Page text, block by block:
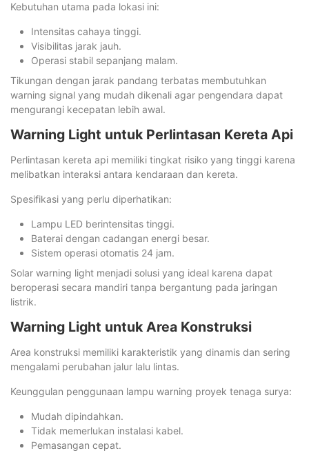
Kebutuhan utama pada lokasi ini:
Intensitas cahaya tinggi.
Visibilitas jarak jauh.
Operasi stabil sepanjang malam.
Tikungan dengan jarak pandang terbatas membutuhkan
warning signal yang mudah dikenali agar pengendara dapat
mengurangi kecepatan lebih awal.
Warning Light untuk Perlintasan Kereta Api
Perlintasan kereta api memiliki tingkat risiko yang tinggi karena
melibatkan interaksi antara kendaraan dan kereta.
Spesifikasi yang perlu diperhatikan:
Lampu LED berintensitas tinggi.
Baterai dengan cadangan energi besar.
Sistem operasi otomatis 24 jam.
Solar warning light menjadi solusi yang ideal karena dapat
beroperasi secara mandiri tanpa bergantung pada jaringan
listrik.
Warning Light untuk Area Konstruksi
Area konstruksi memiliki karakteristik yang dinamis dan sering
mengalami perubahan jalur lalu lintas.
Keunggulan penggunaan lampu warning proyek tenaga surya:
Mudah dipindahkan.
Tidak memerlukan instalasi kabel.
Pemasangan cepat.